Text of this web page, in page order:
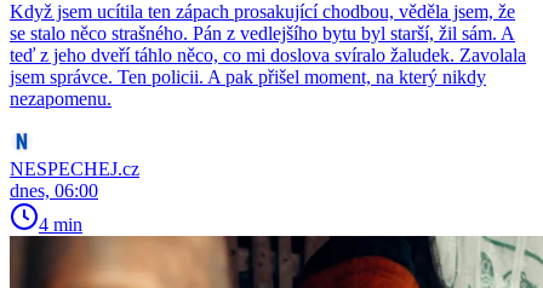
Když jsem ucítila ten zápach prosakující chodbou, věděla jsem, že
se stalo něco strašného. Pán z vedlejšího bytu byl starší, žil sám. A
teď z jeho dveří táhlo něco, co mi doslova svíralo žaludek. Zavolala
jsem správce. Ten policii. A pak přišel moment, na který nikdy
nezapomenu.
NESPECHEJ.cz
dnes, 06:00
4 min